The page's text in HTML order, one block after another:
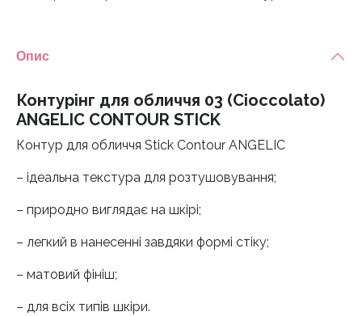
Опис
Контурінг для обличчя 03 (Cioccolato)
ANGELIC CONTOUR STICK
Контур для обличчя Stick Contour ANGELIC
– ідеальна текстура для розтушовування;
– природно виглядає на шкірі;
– легкий в нанесенні завдяки формі стіку;
– матовий фініш;
– для всіх типів шкіри.